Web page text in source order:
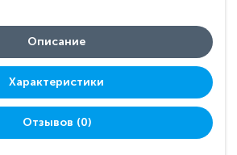
Описание
Характеристики
Отзывов (0)